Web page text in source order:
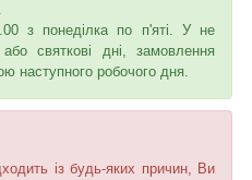
з понеділка по п'яті. У не
святкові дні, замовлення
наступного робочого дня.
із будь-яких причин, Ви